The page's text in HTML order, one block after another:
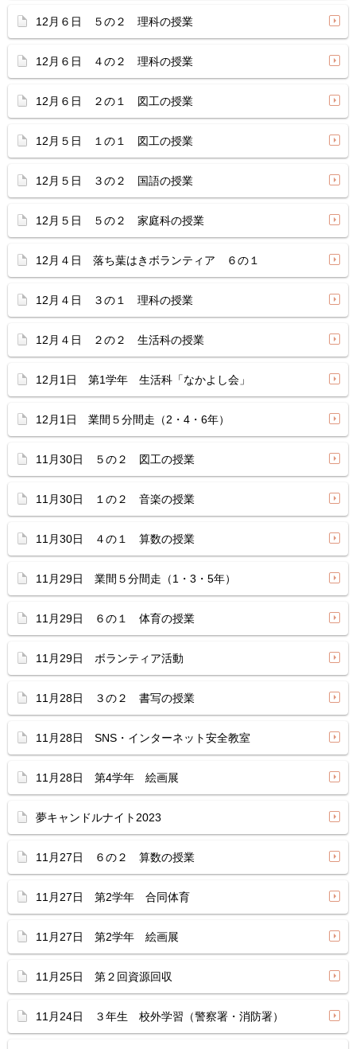
12月６日 ５の２ 理科の授業
12月６日 ４の２ 理科の授業
12月６日 ２の１ 図工の授業
12月５日 １の１ 図工の授業
12月５日 ３の２ 国語の授業
12月５日 ５の２ 家庭科の授業
12月４日 落ち葉はきボランティア ６の１
12月４日 ３の１ 理科の授業
12月４日 ２の２ 生活科の授業
12月1日 第1学年 生活科「なかよし会」
12月1日 業間５分間走（2・4・6年）
11月30日 ５の２ 図工の授業
11月30日 １の２ 音楽の授業
11月30日 ４の１ 算数の授業
11月29日 業間５分間走（1・3・5年）
11月29日 ６の１ 体育の授業
11月29日 ボランティア活動
11月28日 ３の２ 書写の授業
11月28日 SNS・インターネット安全教室
11月28日 第4学年 絵画展
夢キャンドルナイト2023
11月27日 ６の２ 算数の授業
11月27日 第2学年 合同体育
11月27日 第2学年 絵画展
11月25日 第２回資源回収
11月24日 ３年生 校外学習（警察署・消防署）